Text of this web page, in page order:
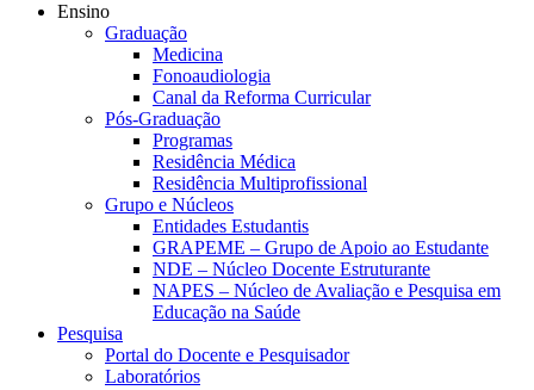
Ensino
Graduação
Medicina
Fonoaudiologia
Canal da Reforma Curricular
Pós-Graduação
Programas
Residência Médica
Residência Multiprofissional
Grupo e Núcleos
Entidades Estudantis
GRAPEME – Grupo de Apoio ao Estudante
NDE – Núcleo Docente Estruturante
NAPES – Núcleo de Avaliação e Pesquisa em
Educação na Saúde
Pesquisa
Portal do Docente e Pesquisador
Laboratórios